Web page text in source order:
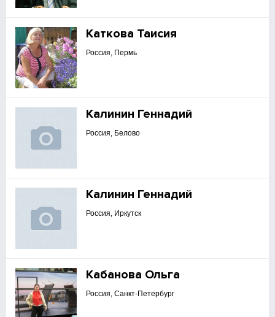
Каткова Таисия
Россия, Пермь
Калинин Геннадий
Россия, Белово
Калинин Геннадий
Россия, Иркутск
Кабанова Ольга
Россия, Санкт-Петербург